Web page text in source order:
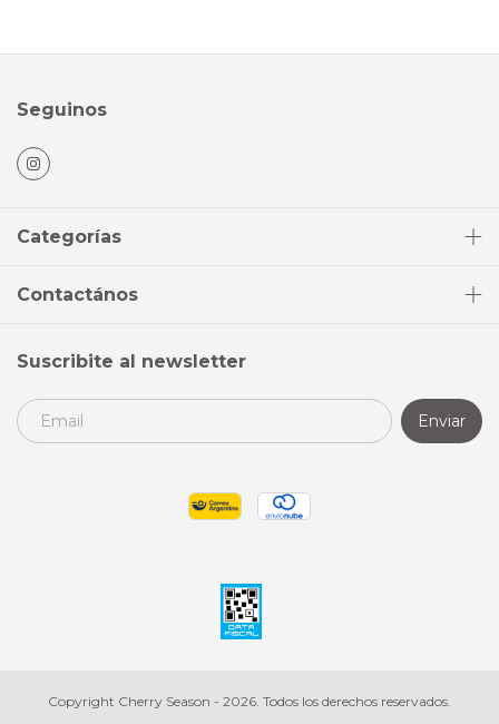
Seguinos
Categorías
Contactános
Suscribite al newsletter
Copyright Cherry Season - 2026. Todos los derechos reservados.